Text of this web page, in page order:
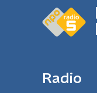
Radio